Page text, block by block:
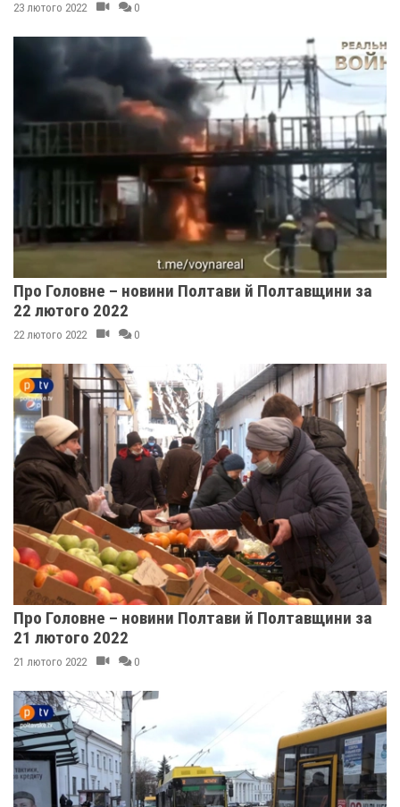
23 лютого 2022 0
Про Головне – новини Полтави й Полтавщини за
22 лютого 2022
22 лютого 2022 0
Про Головне – новини Полтави й Полтавщини за
21 лютого 2022
21 лютого 2022 0